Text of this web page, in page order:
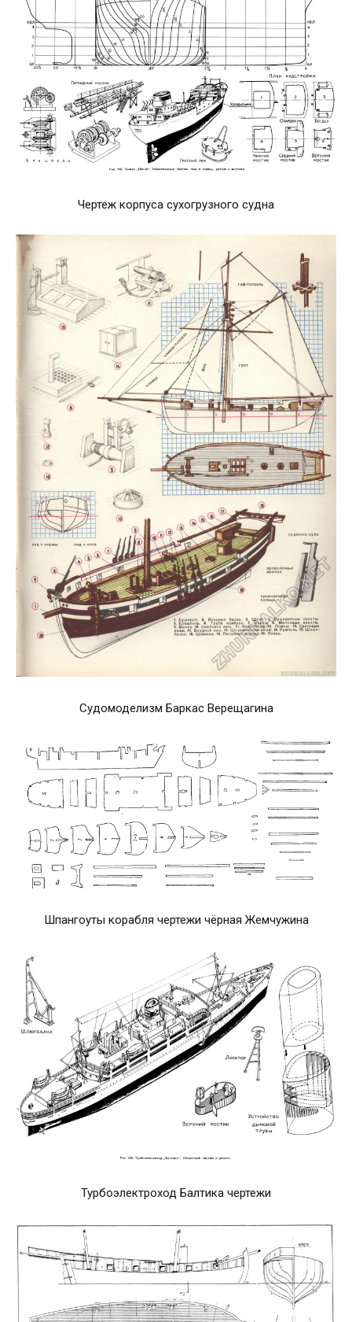
Чертеж корпуса сухогрузного судна
Судомоделизм Баркас Верещагина
Шпангоуты корабля чертежи чёрная Жемчужина
Турбоэлектроход Балтика чертежи